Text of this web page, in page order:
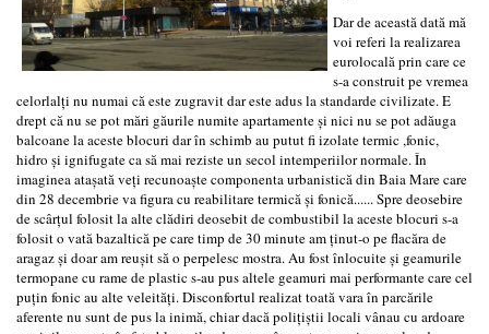
Dar de această dată mă
voi referi la realizarea
eurolocală prin care ce
s-a construit pe vremea
celorlalţi nu numai că este zugravit dar este adus la standarde civilizate. E
drept că nu se pot mări găurile numite apartamente şi nici nu se pot adăuga
balcoane la aceste blocuri dar în schimb au putut fi izolate termic ,fonic,
hidro şi ignifugate ca să mai reziste un secol intemperiilor normale. În
imaginea ataşată veţi recunoaşte componenta urbanistică din Baia Mare care
din 28 decembrie va figura cu reabilitare termică şi fonică...... Spre deosebire
de scârţul folosit la alte clădiri deosebit de combustibil la aceste blocuri s-a
folosit o vată bazaltică pe care timp de 30 minute am ţinut-o pe flacăra de
aragaz şi doar am reuşit să o perpelesc mostra. Au fost înlocuite şi geamurile
termopane cu rame de plastic s-au pus altele geamuri mai performante care cel
puţin fonic au alte veleităţi. Disconfortul realizat toată vara în parcările
aferente nu sunt de pus la inimă, chiar dacă poliţiştii locali vânau cu ardoare